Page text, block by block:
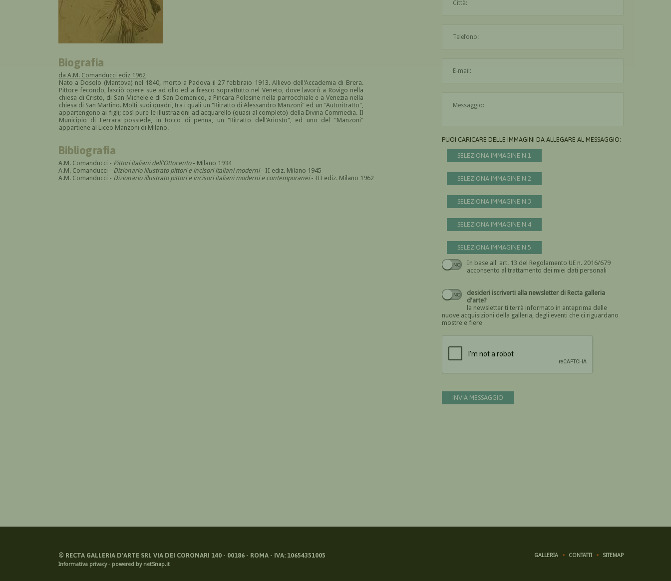
Biografia
da A.M. Comanducci ediz 1962
Nato a Dosolo (Mantova) nel 1840, morto a Padova il 27 febbraio 1913. Allievo dell'Accademia di Brera.
Pittore fecondo, lasciò opere sue ad olio ed a fresco soprattutto nel Veneto, dove lavorò a Rovigo nella
chiesa di Cristo, di San Michele e di San Domenico, a Pincara Polesine nella parrocchiale e a Venezia nella
chiesa di San Martino. Molti suoi quadri, tra i quali un "Ritratto di Alessandro Manzoni" ed un "Autoritratto",
appartengono ai figli; così pure le illustrazioni ad acquarello (quasi al completo) della Divina Commedia. Il
Municipio di Ferrara possiede, in tocco di penna, un "Ritratto dell'Ariosto", ed uno del "Manzoni"
appartiene al Liceo Manzoni di Milano.
Bibliografia
A.M. Comanducci - Pittori italiani dell'Ottocento- Milano 1934
A.M. Comanducci - Dizionario illustrato pittori e incisori italiani moderni- II ediz. Milano 1945
A.M. Comanducci - Dizionario illustrato pittori e incisori italiani moderni e contemporanei- III ediz. Milano 1962
PUOI CARICARE DELLE IMMAGINI DA ALLEGARE AL MESSAGGIO:
SELEZIONA IMMAGINE N.1
SELEZIONA IMMAGINE N.2
SELEZIONA IMMAGINE N.3
SELEZIONA IMMAGINE N.4
SELEZIONA IMMAGINE N.5
In base all' art. 13 del Regolamento UE n. 2016/679
acconsento al trattamento dei miei dati personali
Devi dare il consenso
desideri iscriverti alla newsletter di Recta galleria
d'arte?
la newsletter ti terrà informato in anteprima delle
nuove acquisizioni della galleria, degli eventi che ci riguardano
mostre e fiere
INVIA MESSAGGIO
© RECTA GALLERIA D'ARTE SRL VIA DEI CORONARI 140 - 00186 - ROMA - IVA: 10654351005
Informativa privacy- powered by netSnap.it
GALLERIA CONTATTI SITEMAP